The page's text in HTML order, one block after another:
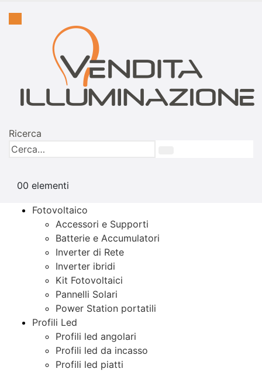
Ricerca
00 elementi
Fotovoltaico
Accessori e Supporti
Batterie e Accumulatori
Inverter di Rete
Inverter ibridi
Kit Fotovoltaici
Pannelli Solari
Power Station portatili
Profili Led
Profili led angolari
Profili led da incasso
Profili led piatti